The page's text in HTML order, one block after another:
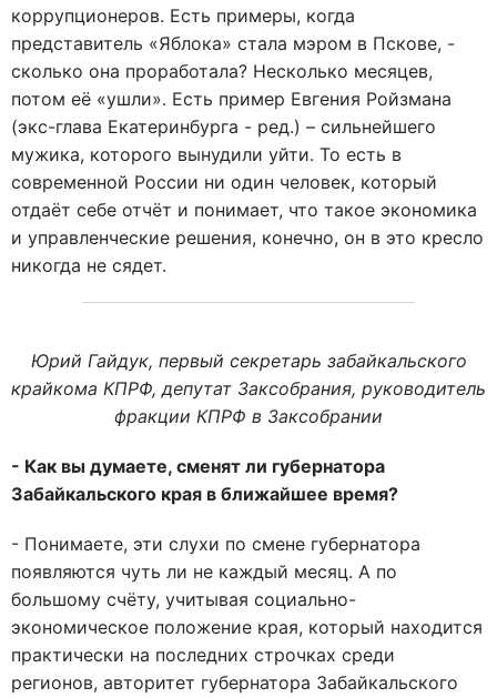
коррупционеров. Есть примеры, когда
представитель «Яблока» стала мэром в Пскове, -
сколько она проработала? Несколько месяцев,
потом её «ушли». Есть пример Евгения Ройзмана
(экс-глава Екатеринбурга - ред.) – сильнейшего
мужика, которого вынудили уйти. То есть в
современной России ни один человек, который
отдаёт себе отчёт и понимает, что такое экономика
и управленческие решения, конечно, он в это кресло
никогда не сядет.
Юрий Гайдук, первый секретарь забайкальского
крайкома КПРФ, депутат Заксобрания, руководитель
фракции КПРФ в Заксобрании
- Как вы думаете, сменят ли губернатора
Забайкальского края в ближайшее время?
- Понимаете, эти слухи по смене губернатора
появляются чуть ли не каждый месяц. А по
большому счёту, учитывая социально-
экономическое положение края, который находится
практически на последних строчках среди
регионов, авторитет губернатора Забайкальского